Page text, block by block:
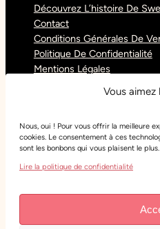
Vous aimez
Nous, oui ! Pour vous offrir la meilleure
cookies. Le consentement à ces
sont les bonbons qui vous plaisent le plus.
Lire la politique de confidentialité
Découvrez L’histoire De
Contact
Conditions Générales De
Politique De Confidentialité
Mentions Légales
Réseaux sociaux
Instagram